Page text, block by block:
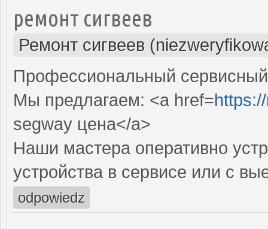
ремонт сигвеев
Ремонт сигвеев
Профессиональный
Мы предлагаем: <a href=
segway цена</a>
Наши мастера оперативно
устройства в сервисе или с
odpowiedz